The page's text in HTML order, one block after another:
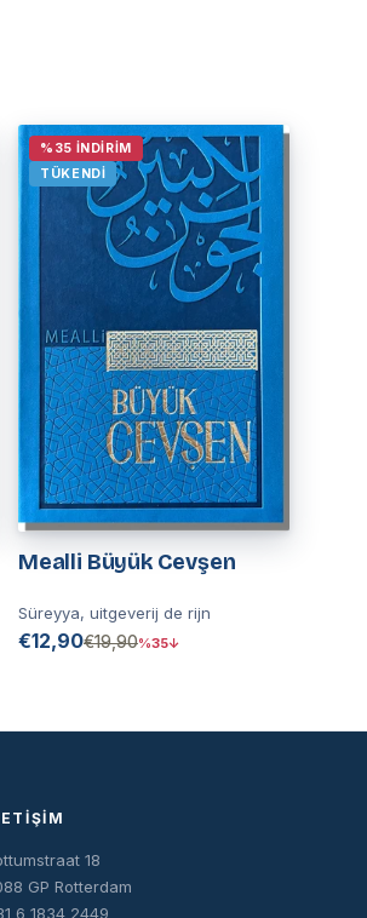
%35 İNDIRIM
TÜKENDI
Mealli Büyük Cevşen
Süreyya, uitgeverij de rijn
€12,90€19,90%35↓
18
GP Rotterdam
6 1834 2449